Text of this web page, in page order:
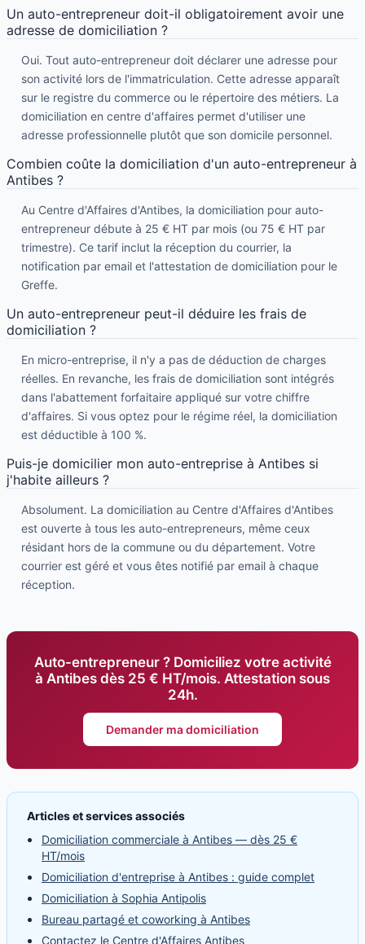
Un auto-entrepreneur doit-il obligatoirement avoir une
adresse de domiciliation ?
Oui. Tout auto-entrepreneur doit déclarer une adresse pour
son activité lors de l'immatriculation. Cette adresse apparaît
sur le registre du commerce ou le répertoire des métiers. La
domiciliation en centre d'affaires permet d'utiliser une
adresse professionnelle plutôt que son domicile personnel.
Combien coûte la domiciliation d'un auto-entrepreneur à
Antibes ?
Au Centre d'Affaires d'Antibes, la domiciliation pour auto-
entrepreneur débute à 25 € HT par mois (ou 75 € HT par
trimestre). Ce tarif inclut la réception du courrier, la
notification par email et l'attestation de domiciliation pour le
Greffe.
Un auto-entrepreneur peut-il déduire les frais de
domiciliation ?
En micro-entreprise, il n'y a pas de déduction de charges
réelles. En revanche, les frais de domiciliation sont intégrés
dans l'abattement forfaitaire appliqué sur votre chiffre
d'affaires. Si vous optez pour le régime réel, la domiciliation
est déductible à 100 %.
Puis-je domicilier mon auto-entreprise à Antibes si
j'habite ailleurs ?
Absolument. La domiciliation au Centre d'Affaires d'Antibes
est ouverte à tous les auto-entrepreneurs, même ceux
résidant hors de la commune ou du département. Votre
courrier est géré et vous êtes notifié par email à chaque
réception.
Auto-entrepreneur ? Domiciliez votre activité
à Antibes dès 25 € HT/mois. Attestation sous
24h.
Demander ma domiciliation
Articles et services associés
Domiciliation commerciale à Antibes — dès 25 €
HT/mois
Domiciliation d'entreprise à Antibes : guide complet
Domiciliation à Sophia Antipolis
Bureau partagé et coworking à Antibes
Contactez le Centre d'Affaires Antibes